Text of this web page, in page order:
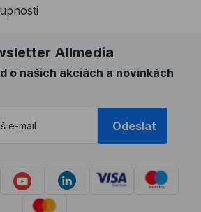
Allmedia
o našich akciách a novinkách
Odeslat